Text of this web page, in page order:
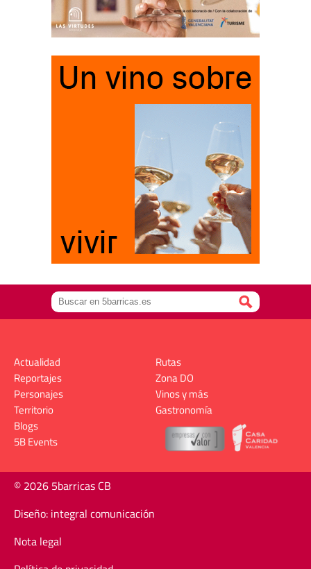
Actualidad
Reportajes
Personajes
Territorio
Rutas
Zona DO
Vinos y más
Gastronomía
Blogs
5B Events
© 2026 5barricas CB
Diseño: integral comunicación
Nota legal